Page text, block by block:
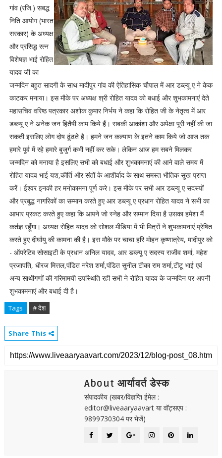
गांव (रजि.) सबद्ध
निति आयोग (भारत
सरकार) के अध्यक्ष
और प्रसिद्ध रत्न
विशेषज्ञ भाई रोहित
यादव जी का
जन्मदिन बहुत सादगी के साथ मादीपुर गांव की ऐतिहासिक चौपाल में आर डब्ल्यू ए ने केक
काटकर मनाया। इस मौके पर अध्यक्ष श्री रोहित यादव को बधाई और शुभकामनाएं देते
महासचिव वरिष्ठ पत्रकार अशोक कुमार निर्भय ने कहा कि रोहित जी के नेतृत्व में आर
डब्ल्यू ए ने अनेक जन हितैषी काम किये हैं। सबकी आकांशा और अपेक्षा पूरी नहीं की जा
सकती इसलिए लोग दोष ढूंढते है। हमने जन कल्याण के इतने काम किये जो आज तक
हमारे पूर्व में रहे हमारे बुजुर्ग कभी नहीं कर सके। लेकिन आज हम सबने मिलकर
जन्मदिन को मनाया है इसलिए सभी को बधाई और शुभकामनाएं की आने वाले समय में
रोहित यादव भाई यश,कीर्ति और संतों के आशीर्वाद के साथ समस्त भौतिक सुख प्राप्त
करें। ईश्वर इनकी हर मनोकामना पूर्ण करे। इस मौके पर सभी आर डब्ल्यू ए सदस्यों
और प्रबुद्ध नागरिकों का सम्मान करते हुए आर डब्ल्यू ए प्रधान रोहित यादव ने सभी का
आभार प्रकट करते हुए कहा कि आपने जो स्नेह और सम्मान दिया है उसका हमेशा मैं
कर्तज्ञ रहूँगा। अध्यक्ष रोहित यादव को सोशल मीडिया में भी मित्रों ने शुभकामनाएं प्रेषित
करते हुए दीर्घायु की कामना की है। इस मौके पर चाचा हरि मोहन कृष्णात्रेय, मादीपुर को
- ऑपरेटिव सोसाइटी के प्रधान अनिल यादव, आर डब्ल्यू ए सदस्य राजीव शर्मा, महेश
प्रजापति, धीरज मित्तल,पंडित नरेश शर्मा,पंडित सुनील टीका राम शर्मा,टीटू भाई एवं
अन्य साथीगणों की गरिमामयी उपस्थिति रही सभी ने रोहित यादव के जन्मदिन पर अपनी
शुभकामनाएं और बधाई दी है।
Tags # देश
Share This
About आर्यावर्त डेस्क
संपादकीय (खबर/विज्ञप्ति ईमेल :
editor@liveaaryaavart या वॉट्सएप :
9899730304 पर भेजें)